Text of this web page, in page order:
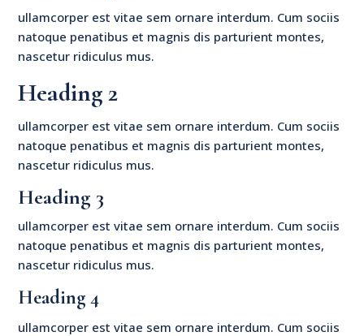
ullamcorper est vitae sem ornare interdum. Cum sociis
natoque penatibus et magnis dis parturient montes,
nascetur ridiculus mus.
Heading 2
ullamcorper est vitae sem ornare interdum. Cum sociis
natoque penatibus et magnis dis parturient montes,
nascetur ridiculus mus.
Heading 3
ullamcorper est vitae sem ornare interdum. Cum sociis
natoque penatibus et magnis dis parturient montes,
nascetur ridiculus mus.
Heading 4
ullamcorper est vitae sem ornare interdum. Cum sociis